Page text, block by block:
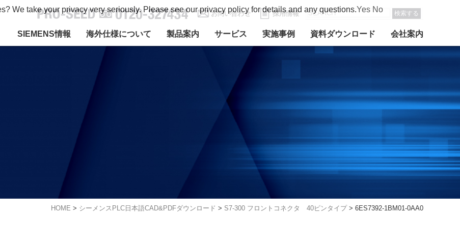
SIEMENS情報 海外仕様について 製品案内 サービス 実施事例 資料ダウンロード 会社案内
お問い合わせ 採用情報 検索する
HOME > シーメンスPLC日本語CAD&PDFダウンロード > S7-300 フロントコネクタ 40ピンタイプ> 6ES7392-1BM01-0AA0
We take your privacy very seriously. Please see our privacy policy for details and any questions.Yes No